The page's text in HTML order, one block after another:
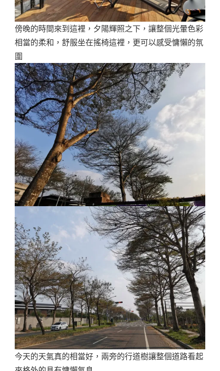
傍晚的時間來到這裡，夕陽輝照之下，讓整個光暈色彩
相當的柔和，舒服坐在搖椅這裡，更可以感受慵懶的氛
圍
今天的天氣真的相當好，兩旁的行道樹讓整個道路看起